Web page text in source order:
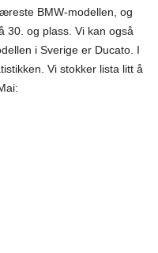
BMW-modellen, og
30. og plass. Vi kan også
i Sverige er Ducato. I
Vi stokker lista litt å